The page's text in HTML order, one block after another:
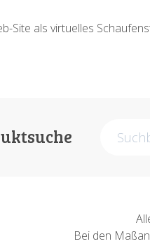
Site als virtuelles
Bei den